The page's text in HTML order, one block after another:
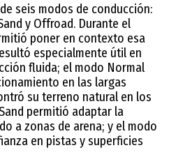
seis modos de conducción:
y Offroad. Durante el
poner en contexto esa
especialmente útil en
fluida; el modo Normal
en las largas
su terreno natural en los
permitió adaptar la
a zonas de arena; y el modo
en pistas y superficies